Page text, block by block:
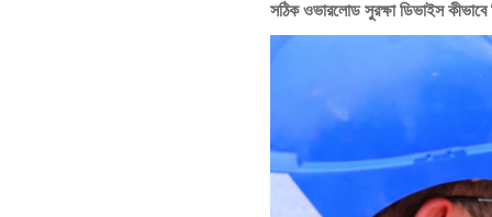
সঠিক ওভারলোড সুরক্ষা ডিভাইস কীভাবে